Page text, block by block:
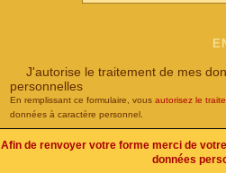
J'autorise le traitement de mes
personnelles
En remplissant ce formulaire, vous autorisez le
données à caractère personnel.
Afin de renvoyer votre forme merci de
données